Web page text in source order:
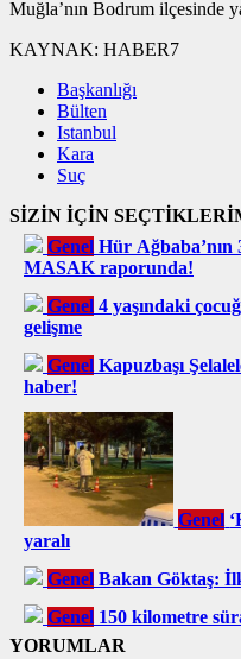
Muğla’nın Bodrum ilçesinde
KAYNAK: HABER7
Başkanlığı
Bülten
Istanbul
Kara
Suç
SİZİN İÇİN
Genel Hür
MASAK raporunda!
Genel 4 yaşındaki
gelişme
Genel Kapuzbaşı
haber!
Genel
yaralı
Genel Bakan Göktaş:
Genel 150 kilometre
YORUMLAR